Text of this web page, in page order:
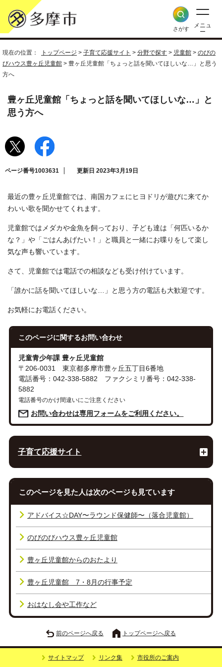
さがす
メニュ
ー
現在の位置： トップページ > 子育て応援サイト > 分野で探す > 児童館 > のびの
びハウス豊ヶ丘児童館 > 豊ヶ丘児童館「ちょっと話を聞いてほしいな…」と思う
方へ
豊ヶ丘児童館「ちょっと話を聞いてほしいな…」と
思う方へ
ページ番号1003631 更新日 2023年3月19日
最近の豊ヶ丘児童館では、南国カフェにヒヨドリが遊びに来てか
わいい歌を聞かせてくれます。
児童館ではメダカや金魚を飼っており、子ども達は「何匹いるか
な？」や「ごはんあげたい！」と職員と一緒にお喋りをして楽し
気な声も響いています。
さて、児童館では電話での相談なども受け付けています。
「誰かに話を聞いてほしいな…」と思う方の電話も大歓迎です。
お気軽にお電話ください。
このページに関するお問い合わせ
児童青少年課 豊ヶ丘児童館
〒206-0031 東京都多摩市豊ヶ丘五丁目6番地
電話番号：042-338-5882 ファクシミリ番号：042-338-
5882
電話番号のかけ間違いにご注意ください
お問い合わせは専用フォームをご利用ください。
子育て応援サイト
このページを見た人は次のページも見ています
アドバイス☆DAY〜ラウンド保健師〜（落合児童館）
のびのびハウス豊ヶ丘児童館
豊ヶ丘児童館からのおたより
豊ヶ丘児童館 7・8月の行事予定
おはなし会や工作など
前のページへ戻る トップページへ戻る
サイトマップ リンク集 市役所のご案内